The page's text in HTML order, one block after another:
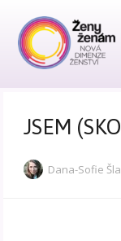
JSEM
Dana-Sofie